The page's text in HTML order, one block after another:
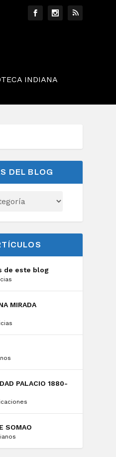
INDIANA
DEL BLOG
de este blog
MIRADA
PALACIO 1880-
SOMAO